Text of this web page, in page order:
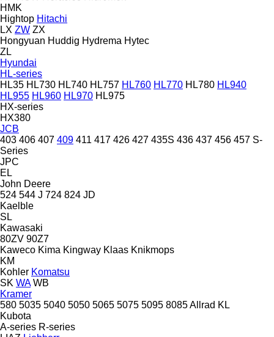
HMK
Hightop Hitachi
LX ZW ZX
Hongyuan Huddig Hydrema Hytec
ZL
Hyundai
HL-series
HL35 HL730 HL740 HL757 HL760 HL770 HL780 HL940
HL955 HL960 HL970 HL975
HX-series
HX380
JCB
403 406 407 409 411 417 426 427 435S 436 437 456 457 S-
Series
JPC
EL
John Deere
524 544 J 724 824 JD
Kaelble
SL
Kawasaki
80ZV 90Z7
Kaweco Kima Kingway Klaas Knikmops
KM
Kohler Komatsu
SK WA WB
Kramer
580 5035 5040 5050 5065 5075 5095 8085Allrad KL
Kubota
A-series R-series